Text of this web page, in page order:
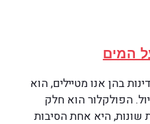
המים
בהן אנו מטיילים, הוא
הפולקלור הוא חלק
שונות, היא אחת הסיבות